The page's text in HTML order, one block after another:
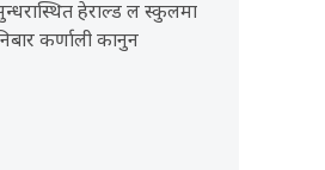
हेराल्ड ल स्कुलमा
कर्णाली कानुन